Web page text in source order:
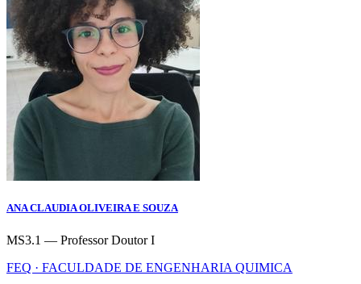
ANA CLAUDIA OLIVEIRA E SOUZA
MS3.1 — Professor Doutor I
FEQ · FACULDADE DE ENGENHARIA QUIMICA